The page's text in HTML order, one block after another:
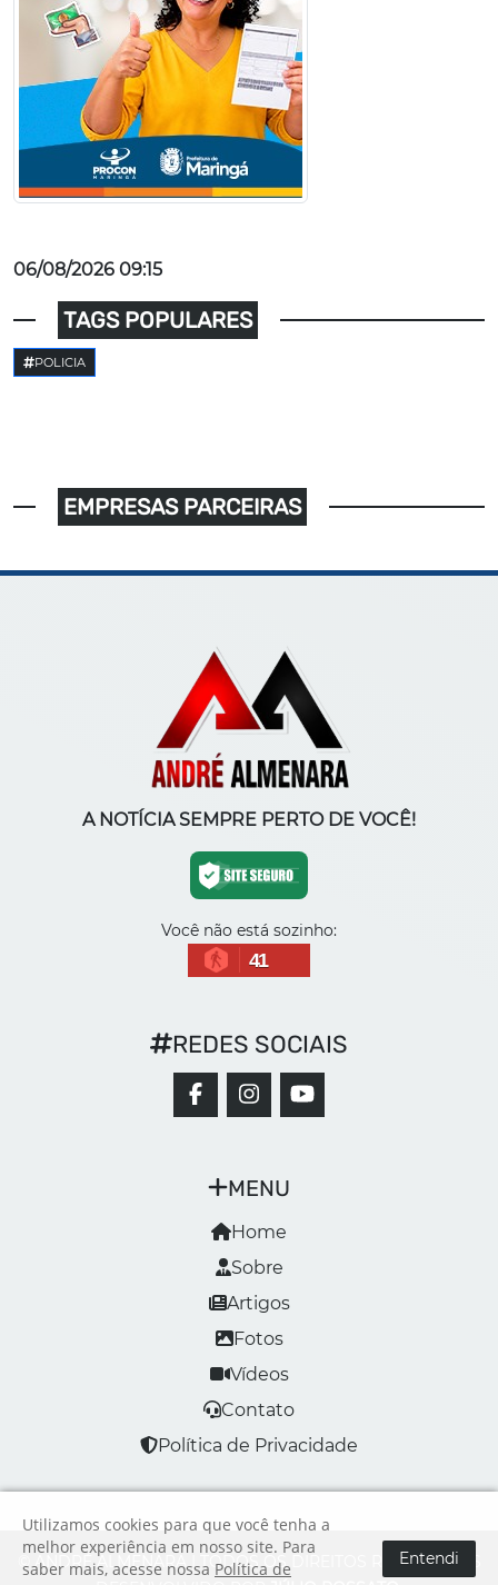
06/08/2026 09:15
TAGS POPULARES
POLICIA
EMPRESAS PARCEIRAS
A NOTÍCIA SEMPRE PERTO DE VOCÊ!
Você não está sozinho:
41
MENU
Home
Sobre
Artigos
Fotos
Vídeos
Contato
Política de Privacidade
REDES SOCIAIS
© ANDRÉ ALMENARA | TODOS OS DIREITOS RESERVADOS
Utilizamos cookies para que você tenha a
melhor experiência em nosso site. Para
saber mais, acesse nossa Política de
Entendi